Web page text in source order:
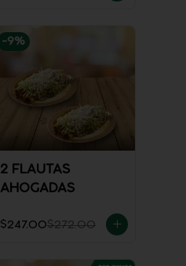
-9%
2 FLAUTAS
AHOGADAS
$247.00$272.00